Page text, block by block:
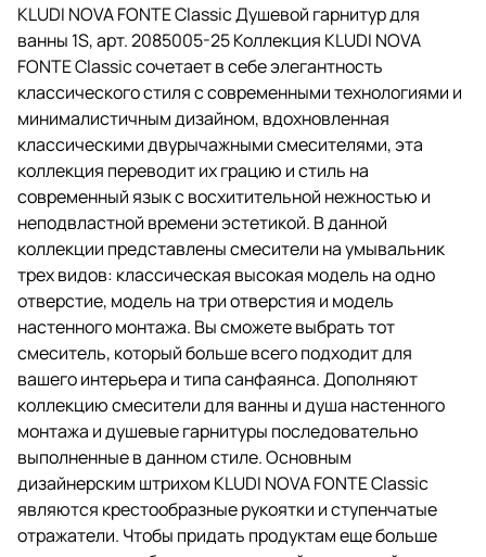
KLUDI NOVA FONTE Classic Душевой гарнитур для
ванны 1S, арт. 2085005-25 Коллекция KLUDI NOVA
FONTE Classic сочетает в себе элегантность
классического стиля с современными технологиями и
минималистичным дизайном, вдохновленная
классическими двурычажными смесителями, эта
коллекция переводит их грацию и стиль на
современный язык с восхитительной нежностью и
неподвластной времени эстетикой. В данной
коллекции представлены смесители на умывальник
трех видов: классическая высокая модель на одно
отверстие, модель на три отверстия и модель
настенного монтажа. Вы сможете выбрать тот
смеситель, который больше всего подходит для
вашего интерьера и типа санфаянса. Дополняют
коллекцию смесители для ванны и душа настенного
монтажа и душевые гарнитуры последовательно
выполненные в данном стиле. Основным
дизайнерским штрихом KLUDI NOVA FONTE Classic
являются крестообразные рукоятки и ступенчатые
отражатели. Чтобы придать продуктам еще больше